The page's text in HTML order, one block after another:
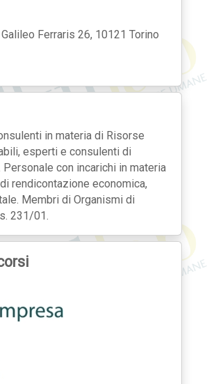
Ferraris 26, 10121 Torino
in materia di Risorse
esperti e consulenti di
con incarichi in materia
rendicontazione economica,
Membri di Organismi di
231/01.